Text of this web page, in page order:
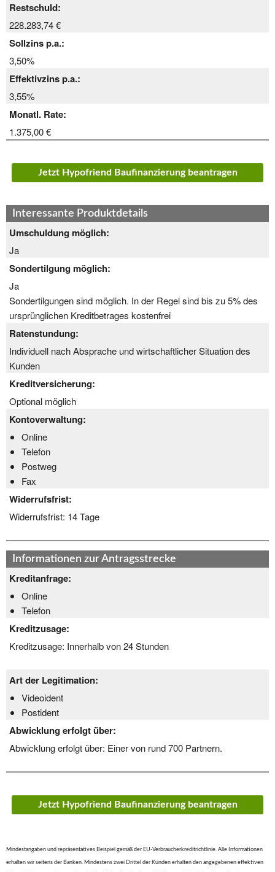
Restschuld:
228.283,74 €
Sollzins p.a.:
3,50%
Effektivzins p.a.:
3,55%
Monatl. Rate:
1.375,00 €
Jetzt Hypofriend Baufinanzierung beantragen
Interessante Produktdetails
Umschuldung möglich:
Ja
Sondertilgung möglich:
Ja
Sondertilgungen sind möglich. In der Regel sind bis zu 5% des
ursprünglichen Kreditbetrages kostenfrei
Ratenstundung:
Individuell nach Absprache und wirtschaftlicher Situation des
Kunden
Kreditversicherung:
Optional möglich
Kontoverwaltung:
Online
Telefon
Postweg
Fax
Widerrufsfrist:
Widerrufsfrist: 14 Tage
Informationen zur Antragsstrecke
Kreditanfrage:
Online
Telefon
Kreditzusage:
Kreditzusage: Innerhalb von 24 Stunden
Art der Legitimation:
Videoident
Postident
Abwicklung erfolgt über:
Abwicklung erfolgt über: Einer von rund 700 Partnern.
Jetzt Hypofriend Baufinanzierung beantragen
Mindestangaben und repräsentatives Beispiel gemäß der EU-Verbraucherkreditrichtlinie. Alle Informationen
erhalten wir seitens der Banken. Mindestens zwei Drittel der Kunden erhalten den angegebenen effektiven